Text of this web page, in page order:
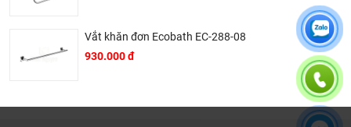
Vắt khăn đơn Ecobath EC-288-08
930.000 đ